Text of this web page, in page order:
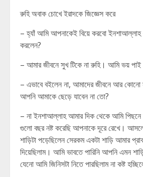
রুহি অবাক চোখে ইরাদকে জিজ্ঞেস করে
– হ্যাঁ আমি আপনাকেই বিয়ে করবো ইনশাআল্লাহ
করলেন?
– আমার জীবনে সুখ টিকে না রুহি। আমি ভয় পাই
– এভাবে বইলেন না, আমাদের জীবনে আর
আপনি আমাকে ছেড়ে যাবেন না তো?
– না ইনশাআল্লাহ আমার দিক থেকে আমি
গুলো বছর নষ্ট করেছি আপনাকে দূরে রেখে।
শাড়িটা পড়েছিলেন সেরকম একটা শাড়ি আমার
দিয়েছিলাম। আমি ভাবতে পারিনি আপনি এমন
যেনো আমি জিনিসটা নিতে পারছিলাম না কষ্ট